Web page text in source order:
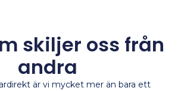
skiljer oss från
andra
är vi mycket mer än bara ett